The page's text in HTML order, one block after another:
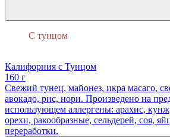
С тунцом
Калифорния с Тунцом
160 г
Свежий тунец, майонез, икра масаго,
авокадо, рис, нори. Произведено на
использующем аллергены: арахис,
орехи, ракообразные, сельдерей, соя,
переработки.